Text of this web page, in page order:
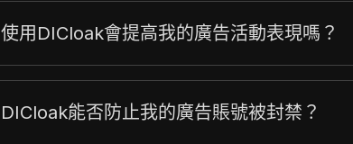
使用DICloak會提高我的廣告活動表現嗎？
DICloak能否防止我的廣告賬號被封禁？